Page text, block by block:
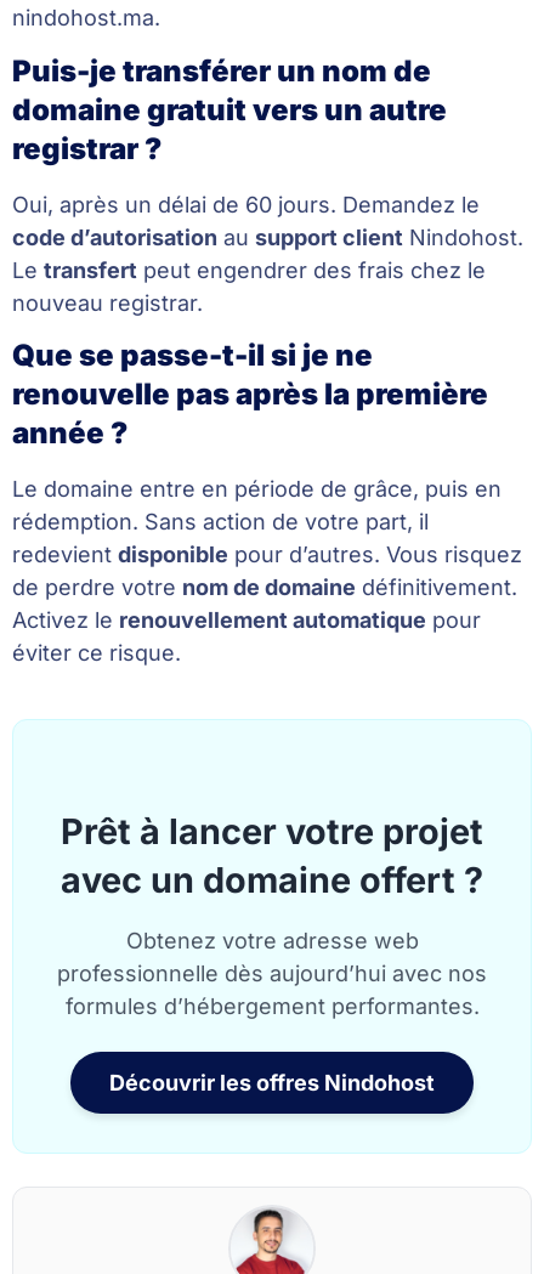
nindohost.ma.
Puis-je transférer un nom de
domaine gratuit vers un autre
registrar ?
Oui, après un délai de 60 jours. Demandez le
code d’autorisation au support client Nindohost.
Le transfert peut engendrer des frais chez le
nouveau registrar.
Que se passe-t-il si je ne
renouvelle pas après la première
année ?
Le domaine entre en période de grâce, puis en
rédemption. Sans action de votre part, il
redevient disponible pour d’autres. Vous risquez
de perdre votre nom de domaine définitivement.
Activez le renouvellement automatique pour
éviter ce risque.
Prêt à lancer votre projet
avec un domaine offert ?
Obtenez votre adresse web
professionnelle dès aujourd’hui avec nos
formules d’hébergement performantes.
Découvrir les offres Nindohost